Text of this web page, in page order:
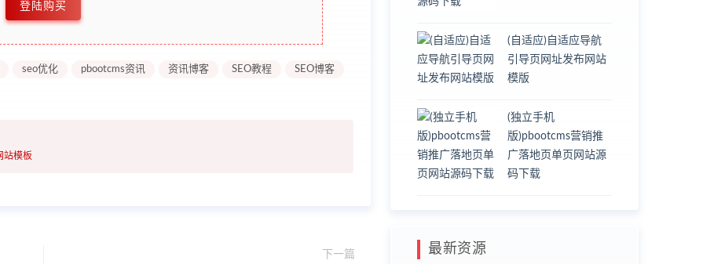
登陆购买
seo优化 pbootcms资讯 资讯博客 SEO教程 SEO博客
站模板
下一篇
(自适应)自适应导航
引导页网址发布网站
模版
(独立手机
版)pbootcms营销推
广落地页单页网站源
码下载
最新资源